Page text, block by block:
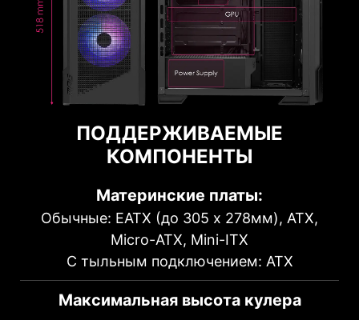
ПОДДЕРЖИВАЕМЫЕ
КОМПОНЕНТЫ
Материнские платы:
Обычные: EATX (до 305 x 278мм), ATX,
Micro-ATX, Mini-ITX
С тыльным подключением: ATX
Максимальная высота кулера